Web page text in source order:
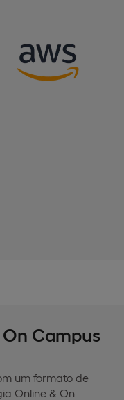
Campus
um formato de
Online & On